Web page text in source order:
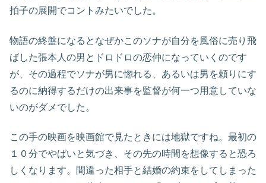
拍子の展開でコントみたいでした。
物語の終盤になるとなぜかこのソナが自分を風俗に売り飛
ばした張本人の男とドロドロの恋仲になっていくのです
が、その過程でソナが男に惚れる、あるいは男を頼りにす
るのに納得するだけの出来事を監督が何一つ用意していな
いのがダメでした。
この手の映画を映画館で見たときには地獄ですね。最初の
１０分でやばいと気づき、その先の時間を想像すると恐ろ
しくなります。間違った相手と結婚の約束をしてしまった